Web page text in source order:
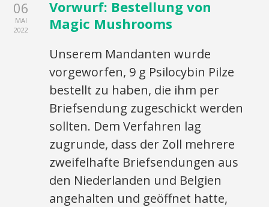
06
MAI
2022
Vorwurf: Bestellung von
Magic Mushrooms
Unserem Mandanten wurde
vorgeworfen, 9 g Psilocybin Pilze
bestellt zu haben, die ihm per
Briefsendung zugeschickt werden
sollten. Dem Verfahren lag
zugrunde, dass der Zoll mehrere
zweifelhafte Briefsendungen aus
den Niederlanden und Belgien
angehalten und geöffnet hatte,